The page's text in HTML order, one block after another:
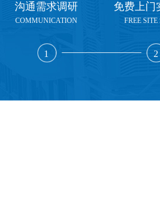
沟通需求调研
COMMUNICATION
1
免费上门
FREE
2